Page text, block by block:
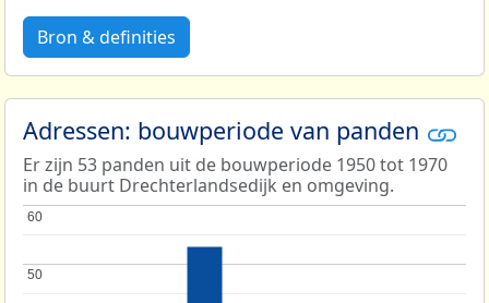
Bron & definities
Adressen: bouwperiode van panden
Er zijn 53 panden uit de bouwperiode 1950 tot 1970
in de buurt Drechterlandsedijk en omgeving.
50
50
60
60